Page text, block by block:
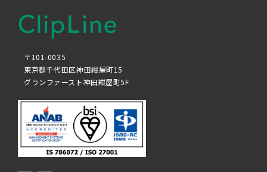
〒101-0035
東京都千代田区神田紺屋町15
グランファースト神田紺屋町5F